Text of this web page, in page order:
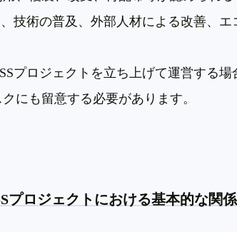
技術の普及、外部人材による改善、
プロジェクトを立ち上げて運営する
にも留意する必要があります。
プロジェクトにおける基本的な関